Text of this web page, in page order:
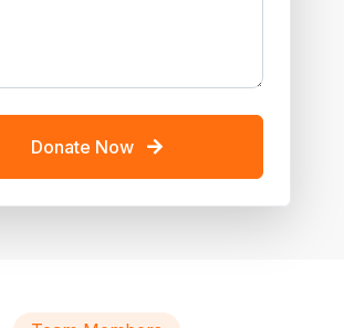
Donate Now